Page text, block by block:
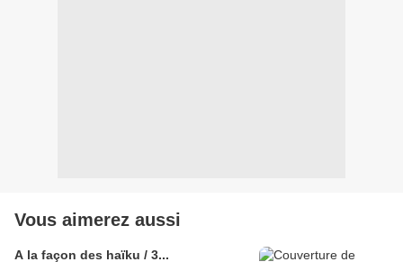
Vous aimerez aussi
A la façon des haïku / 3...